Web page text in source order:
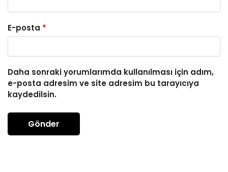
E-posta *
Daha sonraki yorumlarımda kullanılması için adım,
e-posta adresim ve site adresim bu tarayıcıya
kaydedilsin.